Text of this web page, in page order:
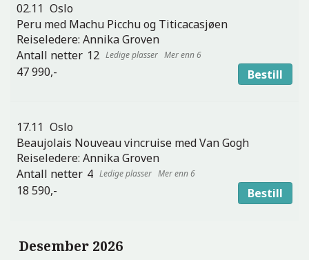
02.11 Oslo
Peru med Machu Picchu og Titicacasjøen
Reiseledere: Annika Groven
12
Mer enn 6
47 990,- Bestill
17.11 Oslo
Beaujolais Nouveau vincruise med Van Gogh
Reiseledere: Annika Groven
4
Mer enn 6
18 590,- Bestill
Desember 2026